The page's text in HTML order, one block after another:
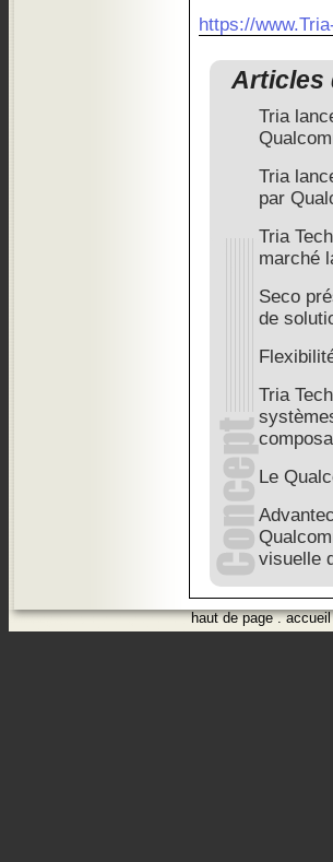
https://
Articles
Tria
Tria
par
Tria
marché
Seco
de
Tria
Le
visuelle
haut de page.accueil